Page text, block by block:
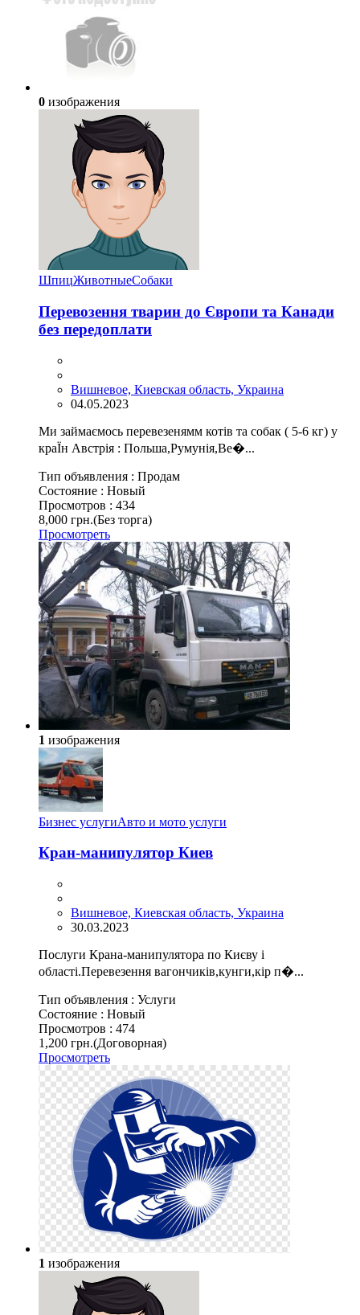
0 изображения
ШпицЖивотныеСобаки
Перевозення тварин до Європи та Канади
без передоплати
Вишневое, Киевская область, Украина
04.05.2023
Mи займаємось перевезенямм котів та собак ( 5-6 кг) y
краЇн Австрія : Польша,Рyмyнія,Ве�...
Тип объявления : Продам
Состояние : Новый
Просмотров : 434
8,000 грн.(Без торга)
Просмотреть
1 изображения
Бизнес услугиАвто и мото услуги
Кран-манипулятор Киев
Вишневое, Киевская область, Украина
30.03.2023
Послуги Крана-манипулятора по Києву і
області.Перевезення вагончиків,кунги,кір п�...
Тип объявления : Услуги
Состояние : Новый
Просмотров : 474
1,200 грн.(Договорная)
Просмотреть
1 изображения